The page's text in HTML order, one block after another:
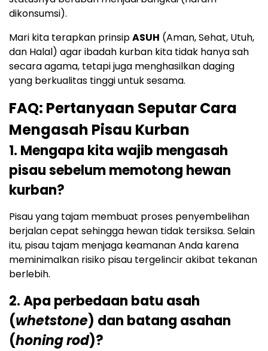
dikonsumsi).
Mari kita terapkan prinsipASUH (Aman, Sehat, Utuh,
dan Halal) agar ibadah kurban kita tidak hanya sah
secara agama, tetapi juga menghasilkan daging
yang berkualitas tinggi untuk sesama.
FAQ: Pertanyaan Seputar Cara
Mengasah Pisau Kurban
1. Mengapa kita wajib mengasah
pisau sebelum memotong hewan
kurban?
Pisau yang tajam membuat proses penyembelihan
berjalan cepat sehingga hewan tidak tersiksa. Selain
itu, pisau tajam menjaga keamanan Anda karena
meminimalkan risiko pisau tergelincir akibat tekanan
berlebih.
2. Apa perbedaan batu asah
(whetstone) dan batang asahan
(honing rod)?